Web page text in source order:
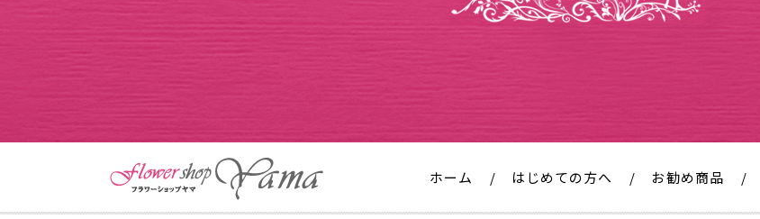
ホーム はじめての方へ お勧め商品